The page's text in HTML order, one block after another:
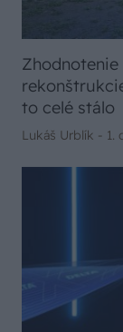
to celé stálo
Lukáš Urblík - 1.